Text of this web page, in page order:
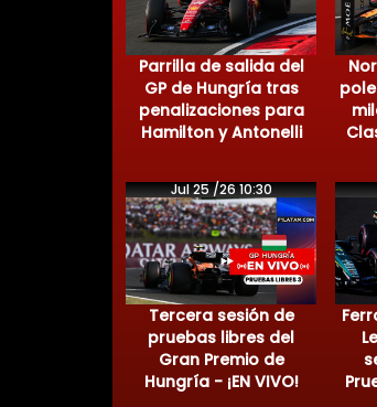
Parrilla de salida del
GP de Hungría tras
penalizaciones para
Hamilton y Antonelli
Jul 25 /26 10:30
Tercera sesión de
pruebas libres del
Gran Premio de
Hungría - ¡EN VIVO!